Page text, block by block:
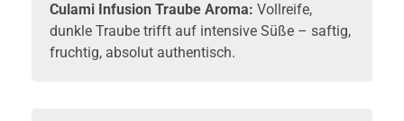
Culami Infusion Traube Aroma: Vollreife,
dunkle Traube trifft auf intensive Süße – saftig,
fruchtig, absolut authentisch.